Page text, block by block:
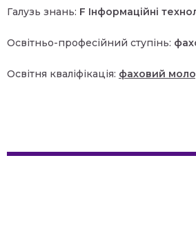
Галузь знань: F Інформаційні
Освітньо-професійний ступінь:
Освітня кваліфікація: фаховий